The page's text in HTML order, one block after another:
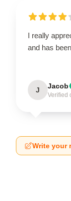
I really
and has
J Jacob
Verified
Write your